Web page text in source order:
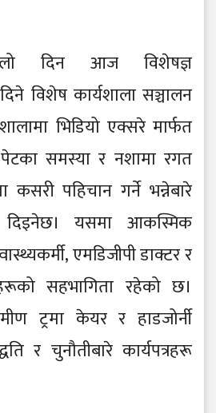
दिन आज विशेषज्ञ
विशेष कार्यशाला सञ्चालन
भिडियो एक्सरे मार्फत
समस्या र नशामा रगत
कसरी पहिचान गर्ने भन्नेबारे
दिइनेछ। यसमा आकस्मिक
एमडिजीपी डाक्टर र
सहभागिता रहेको छ।
ट्रमा केयर र हाडजोर्नी
र चुनौतीबारे कार्यपत्रहरू